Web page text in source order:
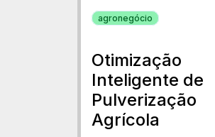
agronegócio
Otimização
Inteligente de
Pulverização
Agrícola